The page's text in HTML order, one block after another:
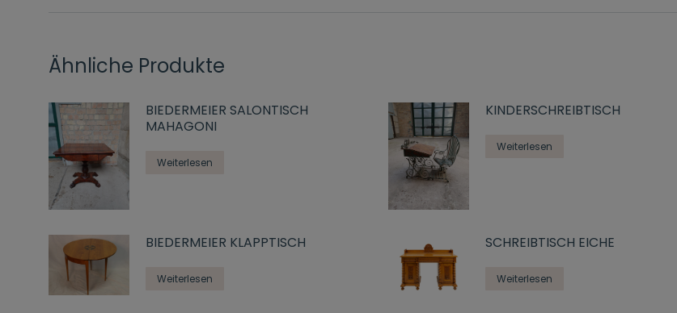
Ähnliche Produkte
BIEDERMEIER SALONTISCH
MAHAGONI
Weiterlesen
KINDERSCHREIBTISCH
Weiterlesen
BIEDERMEIER KLAPPTISCH
Weiterlesen
SCHREIBTISCH EICHE
Weiterlesen